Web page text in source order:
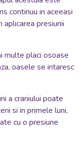
continuu in aceeasi
aplicarea presiunii
multe placi osoase
oasele se intaresc
a craniului poate
si in primele luni,
cu o presiune